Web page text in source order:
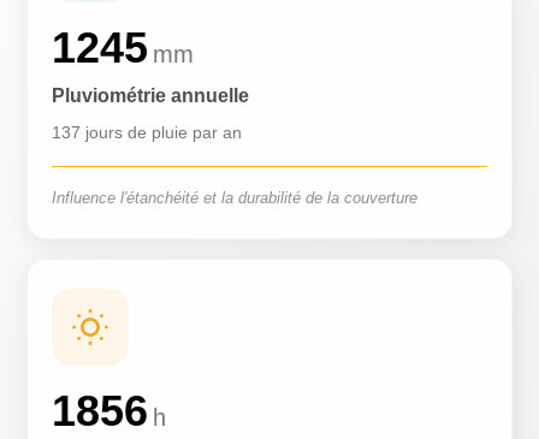
1245 mm
Pluviométrie annuelle
137 jours de pluie par an
Influence l'étanchéité et la durabilité de la couverture
1856 h